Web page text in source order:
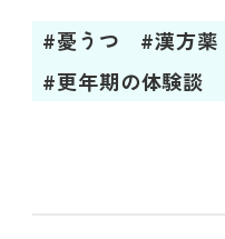
#憂うつ #漢方薬
#更年期の体験談